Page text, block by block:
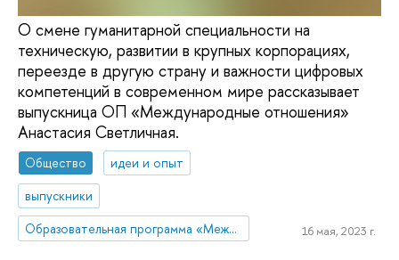
О смене гуманитарной специальности на
техническую, развитии в крупных корпорациях,
переезде в другую страну и важности цифровых
компетенций в современном мире рассказывает
выпускница ОП «Международные отношения»
Анастасия Светличная.
Общество
идеи и опыт
выпускники
Образовательная программа «Международные отношения»
16 мая, 2023 г.